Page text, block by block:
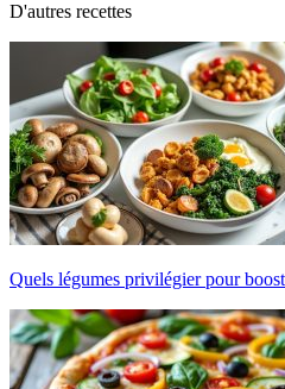
D'autres recettes
Quels légumes privilégier pour